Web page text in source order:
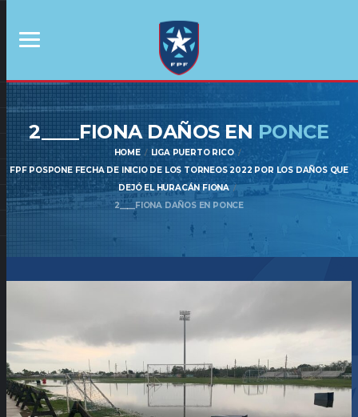
2____FIONA DAÑOS EN PONCE
HOME
LIGA PUERTO RICO
FPF POSPONE FECHA DE INICIO DE LOS TORNEOS 2022 POR LOS DAÑOS QUE
DEJÓ EL HURACÁN FIONA
2____FIONA DAÑOS EN PONCE